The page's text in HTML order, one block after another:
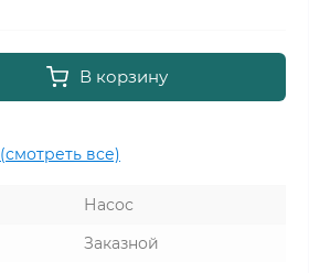
В корзину
(смотреть все)
Насос
Заказной